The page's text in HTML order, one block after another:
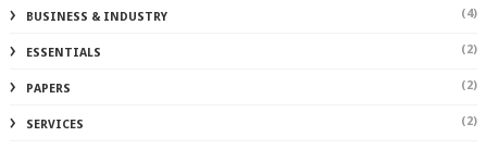
BUSINESS & INDUSTRY (4)
ESSENTIALS (2)
PAPERS (2)
SERVICES (2)